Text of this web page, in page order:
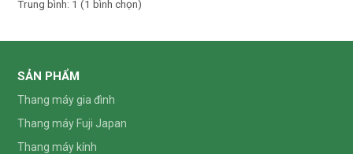
Trung bình: 1(1 bình chọn)
SẢN PHẨM
Thang máy gia đình
Thang máy Fuji Japan
Thang máy kính